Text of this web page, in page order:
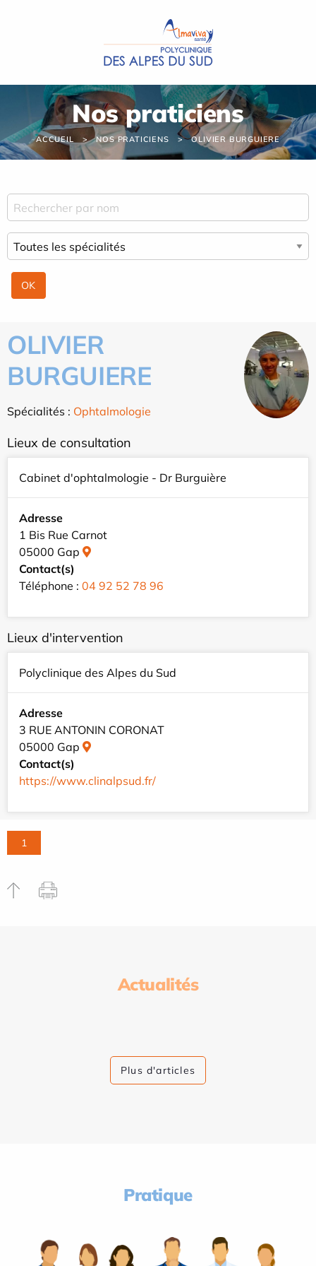
Nos praticiens
ACCUEIL NOS PRATICIENS OLIVIER BURGUIERE
OLIVIER
BURGUIERE
Spécialités : Ophtalmologie
Lieux de consultation
Cabinet d'ophtalmologie - Dr Burguière
Adresse
1 Bis Rue Carnot
05000 Gap
Contact(s)
Téléphone : 04 92 52 78 96
Lieux d'intervention
Polyclinique des Alpes du Sud
Adresse
3 RUE ANTONIN CORONAT
05000 Gap
Contact(s)
https://www.clinalpsud.fr/
1
Actualités
Plus d'articles
Pratique